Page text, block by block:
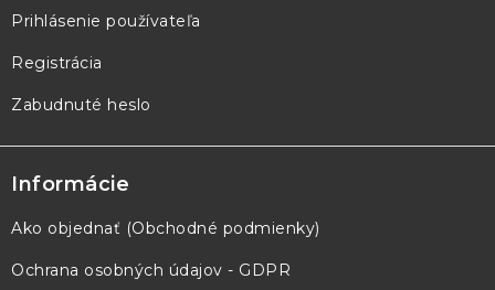
Prihlásenie používateľa
Registrácia
Zabudnuté heslo
Informácie
Ako objednať (Obchodné podmienky)
Ochrana osobných údajov - GDPR